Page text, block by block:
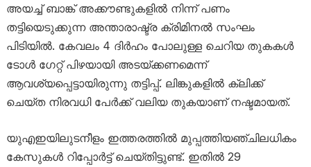
അയച്ച് ബാങ്ക് അക്കൗണ്ടുകളിൽ നിന്ന് പണം
തട്ടിയെടുക്കുന്ന അന്താരാഷ്ട്ര ക്രിമിനൽ സംഘം
പിടിയിൽ. കേവലം 4 ദിർഹം പോലുള്ള ചെറിയ തുകകൾ
ടോൾ ഗേറ്റ് പിഴയായി അടയ്ക്കണമെന്ന്
ആവശ്യപ്പെട്ടായിരുന്നു തട്ടിപ്പ്. ലിങ്കുകളിൽ ക്ലിക്ക്
ചെയ്ത നിരവധി പേർക്ക് വലിയ തുകയാണ് നഷ്ടമായത്.
യുഎഇയിലുടനീളം ഇത്തരത്തിൽ മുപ്പത്തിയഞ്ചിലധികം
കേസുകൾ റിപ്പോർട്ട് ചെയ്തിട്ടുണ്ട്. ഇതിൽ 29